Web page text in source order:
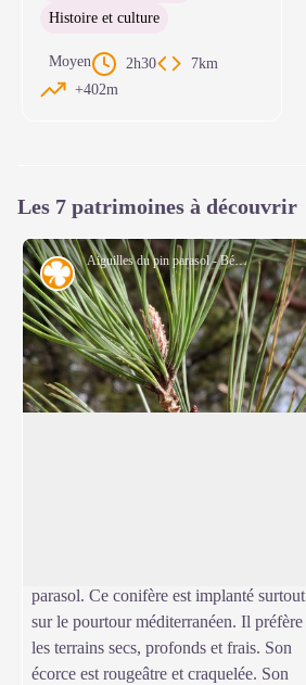
Histoire et culture
Moyen 2h30
7km
+402m
Les 7 patrimoines à découvrir
Aiguilles du pin parasol - Béatrice Galzin
Flore
parasol. Ce conifère est implanté surtout
sur le pourtour méditerranéen. Il préfère
les terrains secs, profonds et frais. Son
écorce est rougeâtre et craquelée. Son